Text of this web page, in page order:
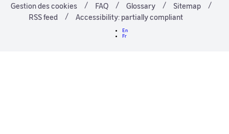
Gestion des cookies
FAQ Glossary
Sitemap
RSS feed
Accessibility: partially compliant
En
Fr